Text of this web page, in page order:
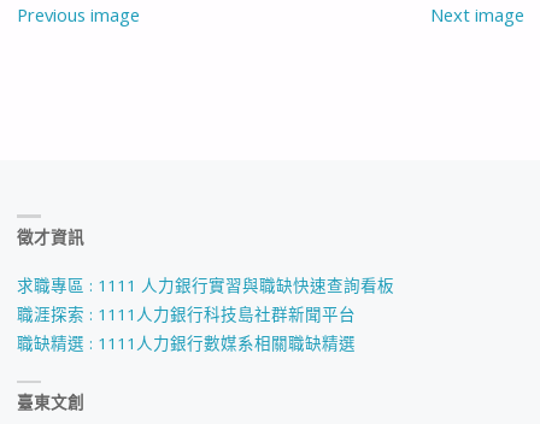
Previous image Next image
徵才資訊
求職專區 : 1111 人力銀行實習與職缺快速查詢看板
職涯探索 : 1111人力銀行科技島社群新聞平台
職缺精選 : 1111人力銀行數媒系相關職缺精選
臺東文創